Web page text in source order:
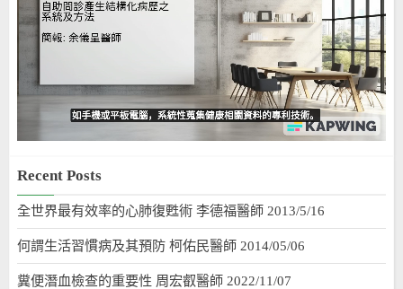
Recent Posts
全世界最有效率的心肺復甦術 李德福醫師 2013/5/16
何謂生活習慣病及其預防 柯佑民醫師 2014/05/06
糞便潛血檢查的重要性 周宏叡醫師 2022/11/07